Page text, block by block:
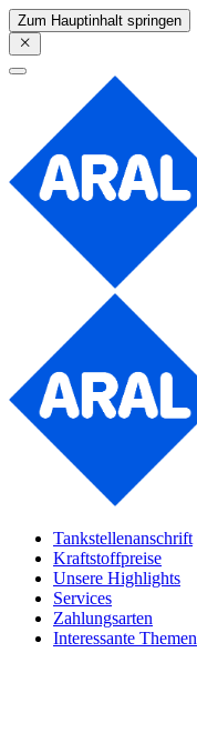
Zum Hauptinhalt springen
Tankstellenanschrift
Kraftstoffpreise
Unsere Highlights
Services
Zahlungsarten
Interessante Themen